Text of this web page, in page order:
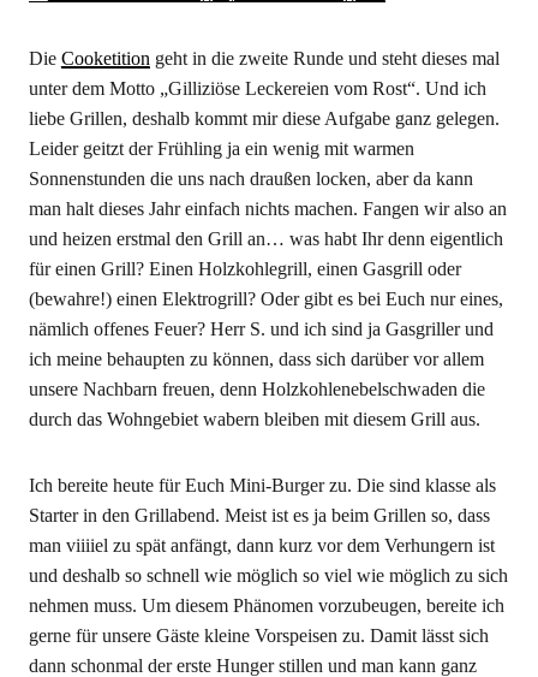
Die Cooketition geht in die zweite Runde und steht dieses mal
unter dem Motto „Gilliziöse Leckereien vom Rost“. Und ich
liebe Grillen, deshalb kommt mir diese Aufgabe ganz gelegen.
Leider geitzt der Frühling ja ein wenig mit warmen
Sonnenstunden die uns nach draußen locken, aber da kann
man halt dieses Jahr einfach nichts machen. Fangen wir also an
und heizen erstmal den Grill an… was habt Ihr denn eigentlich
für einen Grill? Einen Holzkohlegrill, einen Gasgrill oder
(bewahre!) einen Elektrogrill? Oder gibt es bei Euch nur eines,
nämlich offenes Feuer? Herr S. und ich sind ja Gasgriller und
ich meine behaupten zu können, dass sich darüber vor allem
unsere Nachbarn freuen, denn Holzkohlenebelschwaden die
durch das Wohngebiet wabern bleiben mit diesem Grill aus.
Ich bereite heute für Euch Mini-Burger zu. Die sind klasse als
Starter in den Grillabend. Meist ist es ja beim Grillen so, dass
man viiiiel zu spät anfängt, dann kurz vor dem Verhungern ist
und deshalb so schnell wie möglich so viel wie möglich zu sich
nehmen muss. Um diesem Phänomen vorzubeugen, bereite ich
gerne für unsere Gäste kleine Vorspeisen zu. Damit lässt sich
dann schonmal der erste Hunger stillen und man kann ganz